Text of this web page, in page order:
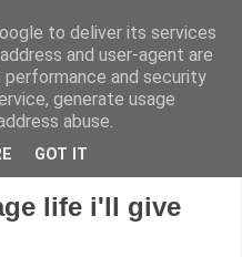
life i'll give
to deliver its services
and user-agent are
and security
generate usage
abuse.
GOT IT